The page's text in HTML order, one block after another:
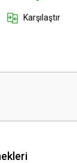
Karşılaştır